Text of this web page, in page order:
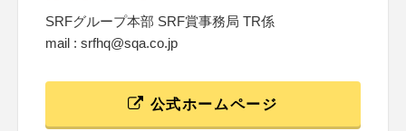
SRFグループ本部 SRF賞事務局 TR係
mail : srfhq@sqa.co.jp
公式ホームページ